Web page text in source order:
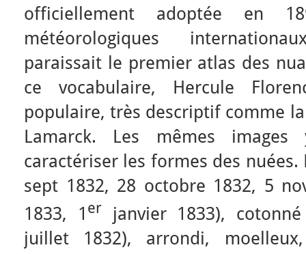
officiellement adoptée en
météorologiques
paraissait le premier atlas des
ce vocabulaire, Hercule
populaire, très descriptif comme
Lamarck. Les mêmes
caractériser les formes des
sept 1832, 28 octobre 1832, 5
1833, 1 er janvier 1833),
juillet 1832), arrondi,